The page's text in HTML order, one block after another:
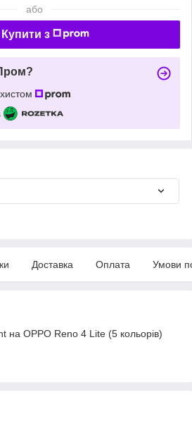
або
Купити з
Доставка Оплата Умови
на OPPO Reno 4 Lite (5 кольорів)